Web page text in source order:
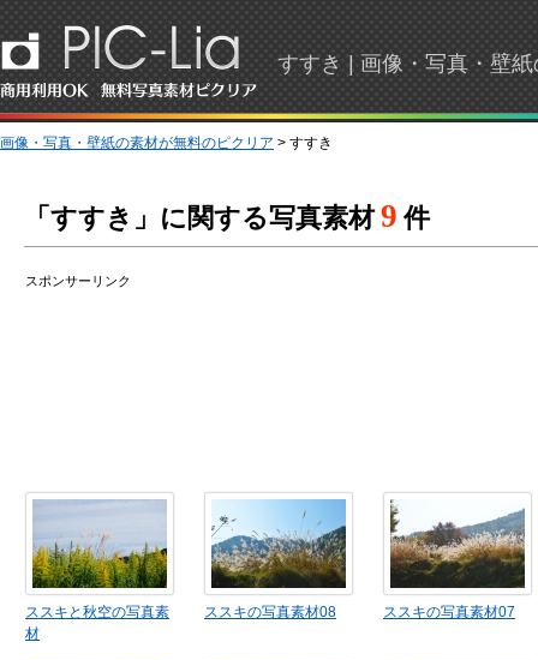
すすき | 画像・写真・壁
画像・写真・壁紙の素材が無料のピクリア > すすき
「すすき」に関する写真素材 9 件
スポンサーリンク
ススキと秋空の写真素
材
ススキの写真素材08 ススキの写真素材07